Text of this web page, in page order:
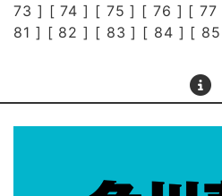
73 ] [74 ] [ 75 ] [ 76 ] [77
81 ] [ 82 ] [ 83 ] [ 84 ] [ 85